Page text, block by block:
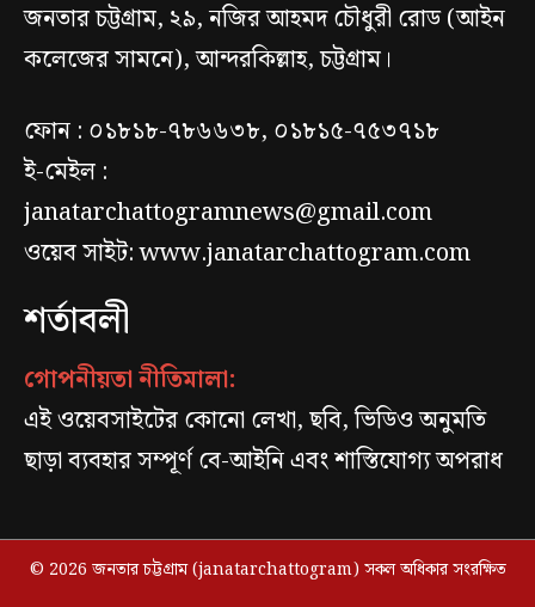
জনতার চট্টগ্রাম, ২৯, নজির আহমদ চৌধুরী রোড (আইন
কলেজের সামনে), আন্দরকিল্লাহ, চট্টগ্রাম।
ফোন : ০১৮১৮-৭৮৬৬৩৮, ০১৮১৫-৭৫৩৭১৮
ই-মেইল :
janatarchattogramnews@gmail.com
ওয়েব সাইট: www.janatarchattogram.com
শর্তাবলী
গোপনীয়তা নীতিমালা:
এই ওয়েবসাইটের কোনো লেখা, ছবি, ভিডিও অনুমতি
ছাড়া ব্যবহার সম্পূর্ণ বে-আইনি এবং শাস্তিযোগ্য অপরাধ
© 2026 জনতার চট্টগ্রাম (janatarchattogram) সকল অধিকার সংরক্ষিত